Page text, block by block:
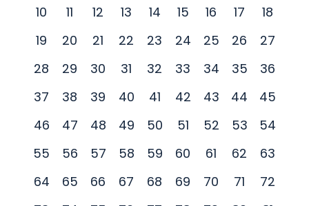
10
11 12 13 14 15 16 17
18
19
20 21 22 23 24 25 26
27
28
29 30 31 32 33 34 35
36
37
38 39 40 41 42 43 44
45
46
47 48 49 50 51 52 53
54
55
56 57 58 59 60 61 62
63
64
65 66 67 68 69 70 71
72